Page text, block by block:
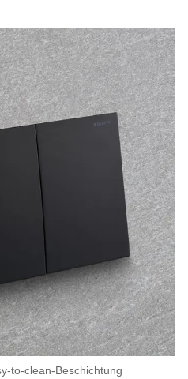
to-clean-Beschichtung